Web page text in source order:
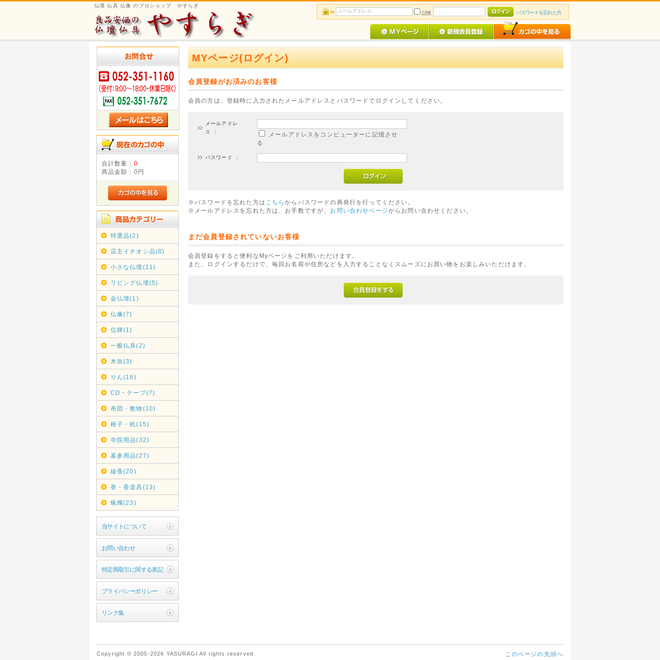
仏壇 仏具 仏像 のプロショップ やすらぎ
記憶
パスワードを忘れた方
合計数量： 0
商品金額： 0円
特選品(2)
店主イチオシ品(8)
小さな仏壇(11)
リビング仏壇(5)
金仏壇(1)
仏像(7)
位牌(1)
一般仏具(2)
木魚(3)
りん(16)
CD・テープ(7)
布団・敷物(10)
椅子・机(15)
寺院用品(32)
墓参用品(27)
線香(20)
香・香道具(13)
蝋燭(23)
当サイトについて
お問い合わせ
特定商取引に関する表記
プライバシーポリシー
リンク集
MYページ(ログイン)
会員登録がお済みのお客様
会員の方は、登録時に入力されたメールアドレスとパスワードでログインしてください。
メールアドレ
ス ：
メールアドレスをコンピューターに記憶させ
る
パスワード ：
※パスワードを忘れた方は こちらからパスワードの再発行を行ってください。
※メールアドレスを忘れた方は、お手数ですが、 お問い合わせページからお問い合わせください。
まだ会員登録されていないお客様
会員登録をすると便利なMyページをご利用いただけます。
また、ログインするだけで、毎回お名前や住所などを入力することなくスムーズにお買い物をお楽しみいただけます。
このページの先頭へ
Copyright © 2005-2026 YASURAGI All rights reserved.